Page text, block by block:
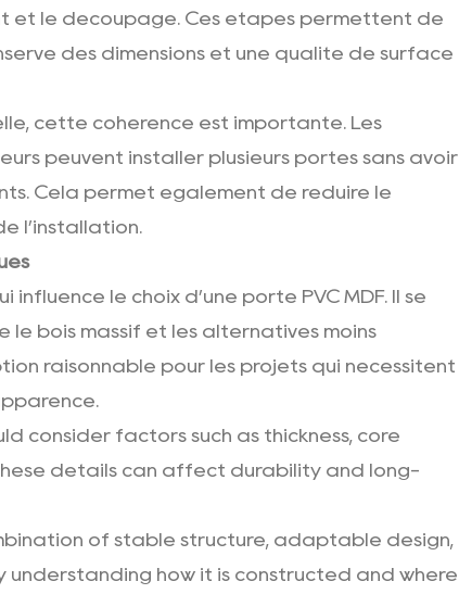
et le découpage. Ces étapes permettent de
des dimensions et une qualité de surface
cette cohérence est importante. Les
peuvent installer plusieurs portes sans avoir
Cela permet également de réduire le
l’installation.
le choix d’une porte PVC MDF. Il se
le bois massif et les alternatives moins
raisonnable pour les projets qui nécessitent
consider factors such as thickness, core
details can affect durability and long-
of stable structure, adaptable design,
understanding how it is constructed and where